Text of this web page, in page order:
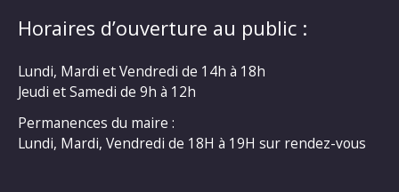
Horaires d’ouverture au public :
Lundi, Mardi et Vendredi de 14h à 18h
Jeudi et Samedi de 9h à 12h
Permanences du maire :
Lundi, Mardi, Vendredi de 18H à 19H sur rendez-vous